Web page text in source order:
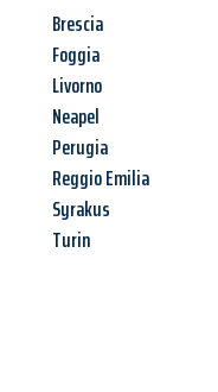
Brescia
Foggia
Livorno
Neapel
Perugia
Reggio Emilia
Syrakus
Turin